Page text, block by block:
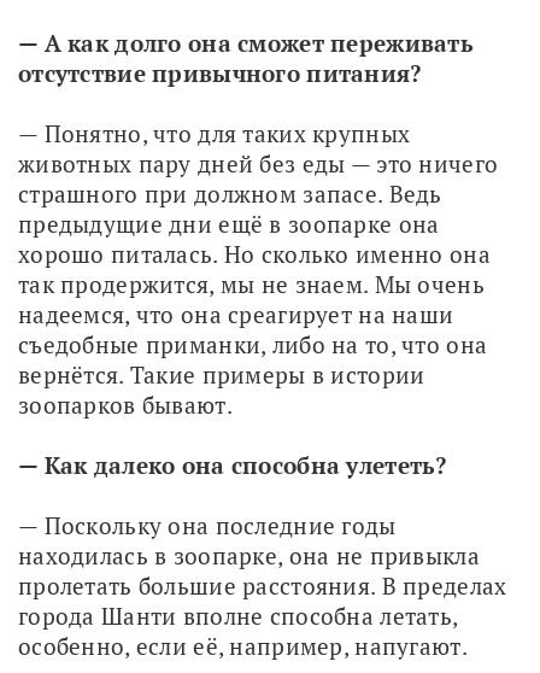
— А как долго она сможет переживать
отсутствие привычного питания?
— Понятно, что для таких крупных
животных пару дней без еды — это ничего
страшного при должном запасе. Ведь
предыдущие дни ещё в зоопарке она
хорошо питалась. Но сколько именно она
так продержится, мы не знаем. Мы очень
надеемся, что она среагирует на наши
съедобные приманки, либо на то, что она
вернётся. Такие примеры в истории
зоопарков бывают.
— Как далеко она способна улететь?
— Поскольку она последние годы
находилась в зоопарке, она не привыкла
пролетать большие расстояния. В пределах
города Шанти вполне способна летать,
особенно, если её, например, напугают.